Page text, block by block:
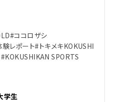
#ココロザシ
レポート#トキメキKOKUSHI
#KOKUSHIKAN SPORTS
学生